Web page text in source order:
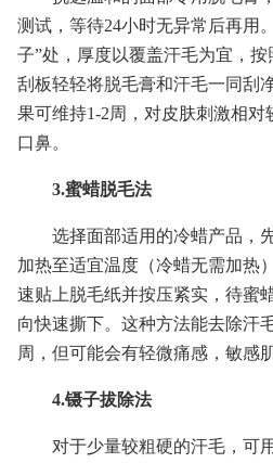
测试，等待24小时无异常后再用
子”处，厚度以覆盖汗毛为宜，按
刮板轻轻将脱毛膏和汗毛一同刮
果可维持1-2周，对皮肤刺激相对
口鼻。
3.蜜蜡脱毛法
选择面部适用的冷蜡产品，
加热至适宜温度（冷蜡无需加热
速贴上脱毛纸并按压紧实，待蜜
向快速撕下。这种方法能去除汗
周，但可能会有轻微痛感，敏感
4.镊子拔除法
对于少量较粗硬的汗毛，可